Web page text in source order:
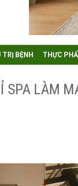
TRỊ BỆNH THỰC
LÀM